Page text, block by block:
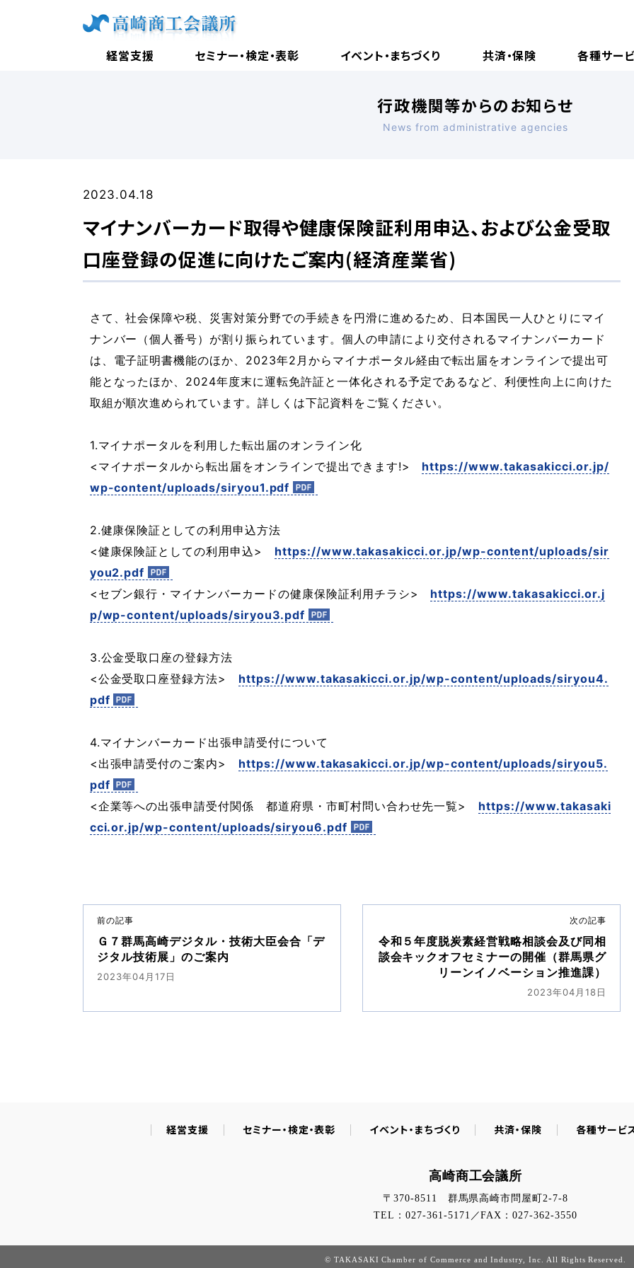
経営支援 セミナー・検定・表彰 イベント・まちづくり 共済・保険 各種サー
行政機関等からのお知らせ
News from administrative agencies
2023.04.18
マイナンバーカード取得や健康保険証利用申込、および公金受取
口座登録の促進に向けたご案内(経済産業省)
さて、社会保障や税、災害対策分野での手続きを円滑に進めるため、日本国民一人ひとりにマイ
ナンバー（個人番号）が割り振られています。個人の申請により交付されるマイナンバーカード
は、電子証明書機能のほか、2023年2月からマイナポータル経由で転出届をオンラインで提出可
能となったほか、2024年度末に運転免許証と一体化される予定であるなど、利便性向上に向けた
取組が順次進められています。詳しくは下記資料をご覧ください。
1.マイナポータルを利用した転出届のオンライン化
<マイナポータルから転出届をオンラインで提出できます!> https://www.takasakicci.or.jp/
wp-content/uploads/siryou1.pdf
2.健康保険証としての利用申込方法
<健康保険証としての利用申込> https://www.takasakicci.or.jp/wp-content/uploads/sir
you2.pdf
<セブン銀行・マイナンバーカードの健康保険証利用チラシ> https://www.takasakicci.or.j
p/wp-content/uploads/siryou3.pdf
3.公金受取口座の登録方法
<公金受取口座登録方法> https://www.takasakicci.or.jp/wp-content/uploads/siryou4.
pdf
4.マイナンバーカード出張申請受付について
<出張申請受付のご案内> https://www.takasakicci.or.jp/wp-content/uploads/siryou5.
pdf
<企業等への出張申請受付関係 都道府県・市町村問い合わせ先一覧> https://www.takasaki
cci.or.jp/wp-content/uploads/siryou6.pdf
前の記事
Ｇ７群馬高崎デジタル・技術大臣会合「デ
ジタル技術展」のご案内
2023年04月17日
次の記事
令和５年度脱炭素経営戦略相談会及び同相
談会キックオフセミナーの開催（群馬県グ
リーンイノベーション推進課）
2023年04月18日
経営支援 セミナー・検定・表彰 イベント・まちづくり 共済・保険 各種サービ
高崎商工会議所
〒370-8511 群馬県高崎市問屋町2-7-8
TEL：027-361-5171／FAX：027-362-3550
© TAKASAKI Chamber of Commerce and Industry, Inc. All Rights Reserved.